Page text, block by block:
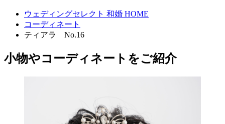
ウェディングセレクト 和婚 HOME
コーディネート
ティアラ No.16
小物やコーディネートをご紹介